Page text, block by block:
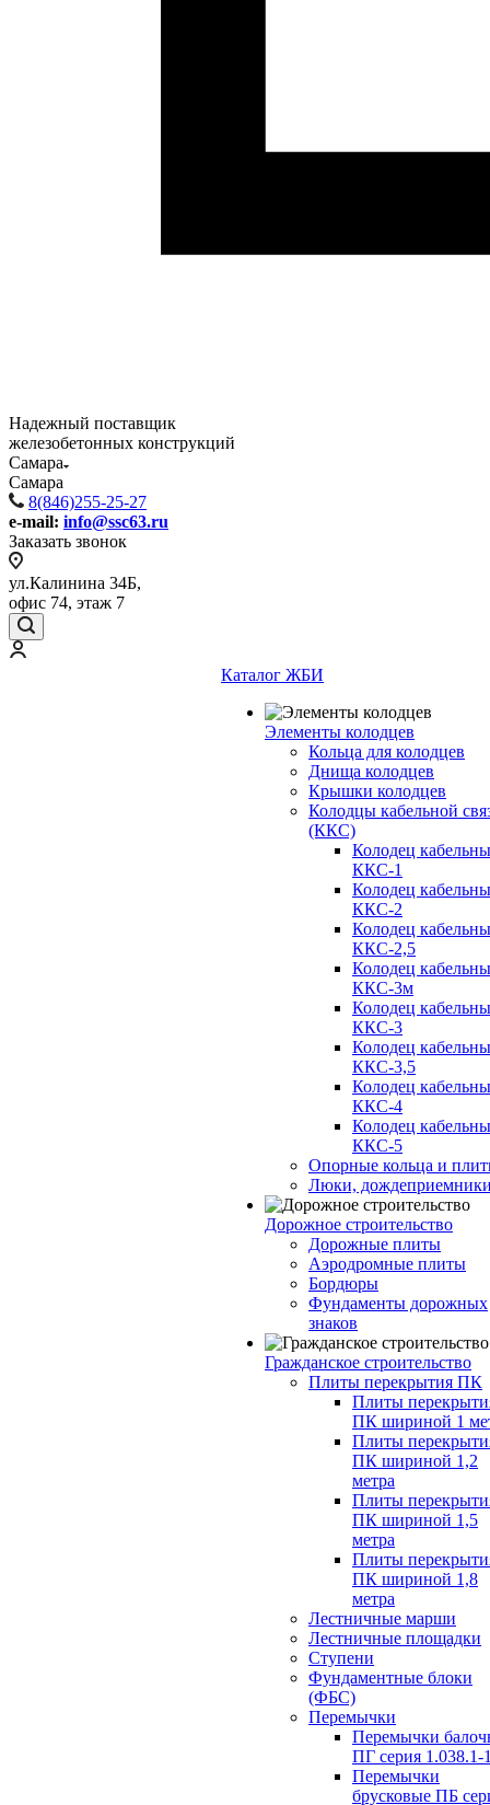
Надежный поставщик
железобетонных конструкций
Самара
Самара
8(846)255-25-27
e-mail: info@ssc63.ru
Заказать звонок
ул.Калинина 34Б,
офис 74, этаж 7
Каталог ЖБИ
Элементы колодцев
Кольца для колодцев
Днища колодцев
Крышки колодцев
Колодцы кабельной
(ККС)
Колодец
ККС-1
Колодец
ККС-2
Колодец
ККС-2,5
Колодец
ККС-3м
Колодец
ККС-3
Колодец
ККС-3,5
Колодец
ККС-4
Колодец
ККС-5
Опорные кольца и
Люки,
Дорожное строительство
Дорожные плиты
Аэродромные плиты
Бордюры
Фундаменты дорожных
знаков
Гражданское строительство
Плиты перекрытия ПК
Плиты
ПК шириной 1
Плиты
ПК шириной 1,2
метра
Плиты
ПК шириной 1,5
метра
Плиты
ПК шириной 1,8
метра
Лестничные марши
Лестничные площадки
Ступени
Фундаментные блоки
(ФБС)
Перемычки
Перемычки
ПГ серия 1.038.1-
Перемычки
брусковые ПБ